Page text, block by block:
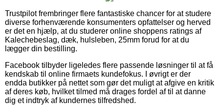
Trustpilot frembringer flere fantastiske chancer for at studere
diverse forhenværende konsumenters opfattelser og herved
er det en hjælp, at du studerer online shoppens ratings af
Kalechebeslag, dæk, hulsleben, 25mm forud for at du
lægger din bestilling.
Facebook tilbyder ligeledes flere passende løsninger til at få
kendskab til online firmaets kundefokus. I øvrigt er der
endda butikker på nettet som gør det muligt at afgive en kritik
af deres køb, hvilket tilmed må drages fordel af til at danne
dig et indtryk af kundernes tilfredshed.